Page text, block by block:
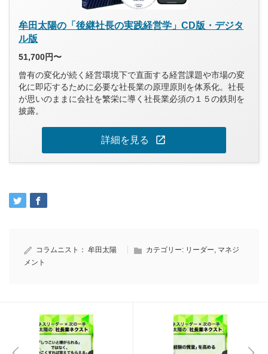
牟田太陽の「後継社長の実践経営学」CD版・デジタ
ル版
51,700円〜
曾有の変化が続く経営環境下で直面する経営課題や市場の変
化に即応するために必要な社長業の原理原則を体系化。社長
が思いのままに会社を繁栄に導く社長業必須の１５の鉄則を
披露。
詳細を見る open_in_new
コラムニスト： 牟田太陽 カテゴリー: リーダー, マネジ
メント